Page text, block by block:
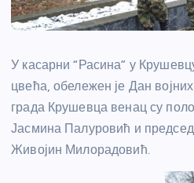
У касарни “Расина” у
цвећа, обележен је Дан
града Крушевца венац су
Јасмина Палуровић и
Живојин Милорадовић.